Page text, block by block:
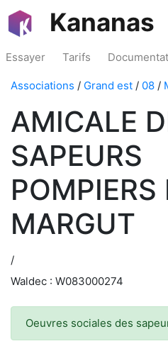
Kananas
Essayer Tarifs
Associations / Grand est / 08 /
AMICALE
SAPEURS
POMPIERS
MARGUT
/
Waldec : W083000274
Oeuvres sociales des